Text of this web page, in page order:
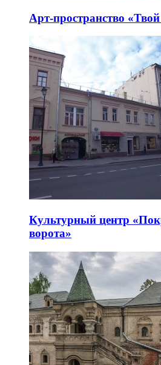
Арт-пространство «Твой
Культурный центр
ворота»